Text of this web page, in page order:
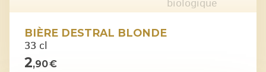
BIÈRE DESTRAL BLONDE
33 cl
2,90 €